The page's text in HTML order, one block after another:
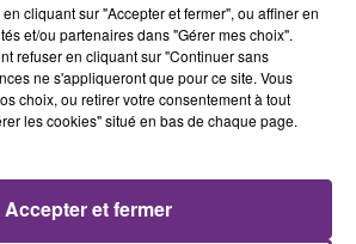
DANIEL POWTER
Bad Day
17h58
17h58
cliquant sur "Accepter et fermer", ou affiner en
et/ou partenaires dans "Gérer mes choix".
refuser en cliquant sur "Continuer sans
ne s'appliqueront que pour ce site. Vous
choix, ou retirer votre consentement à tout
les cookies" situé en bas de chaque page.
Accepter et fermer